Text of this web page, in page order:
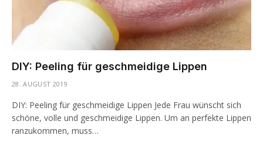
DIY: Peeling für geschmeidige Lippen
28. AUGUST 2019
DIY: Peeling für geschmeidige Lippen Jede Frau wünscht sich
schöne, volle und geschmeidige Lippen. Um an perfekte Lippen
ranzukommen, muss…